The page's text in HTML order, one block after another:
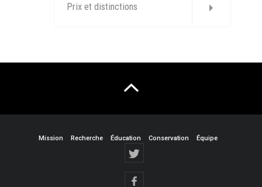
Prix et distinctions
Mission Recherche Éducation Conservation Équipe